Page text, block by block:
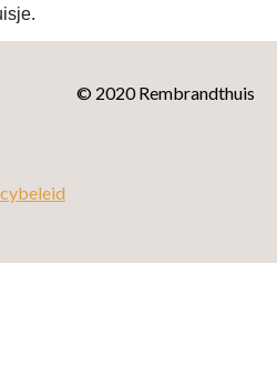
© 2020 Rembrandthuis